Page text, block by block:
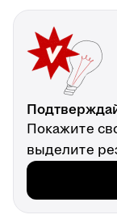
Покажите
выделите